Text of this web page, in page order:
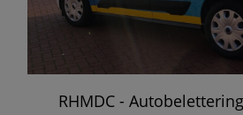
RHMDC -